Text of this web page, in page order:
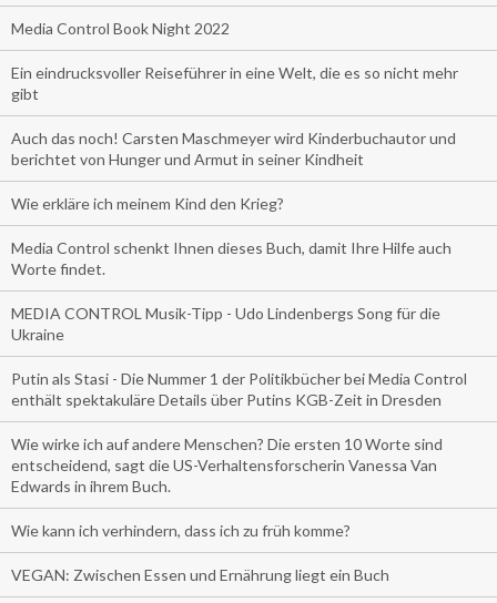
Media Control Book Night 2022
Ein eindrucksvoller Reiseführer in eine Welt, die es so nicht mehr
gibt
Auch das noch! Carsten Maschmeyer wird Kinderbuchautor und
berichtet von Hunger und Armut in seiner Kindheit
Wie erkläre ich meinem Kind den Krieg?
Media Control schenkt Ihnen dieses Buch, damit Ihre Hilfe auch
Worte findet.
MEDIA CONTROL Musik-Tipp - Udo Lindenbergs Song für die
Ukraine
Putin als Stasi - Die Nummer 1 der Politikbücher bei Media Control
enthält spektakuläre Details über Putins KGB-Zeit in Dresden
Wie wirke ich auf andere Menschen? Die ersten 10 Worte sind
entscheidend, sagt die US-Verhaltensforscherin Vanessa Van
Edwards in ihrem Buch.
Wie kann ich verhindern, dass ich zu früh komme?
VEGAN: Zwischen Essen und Ernährung liegt ein Buch